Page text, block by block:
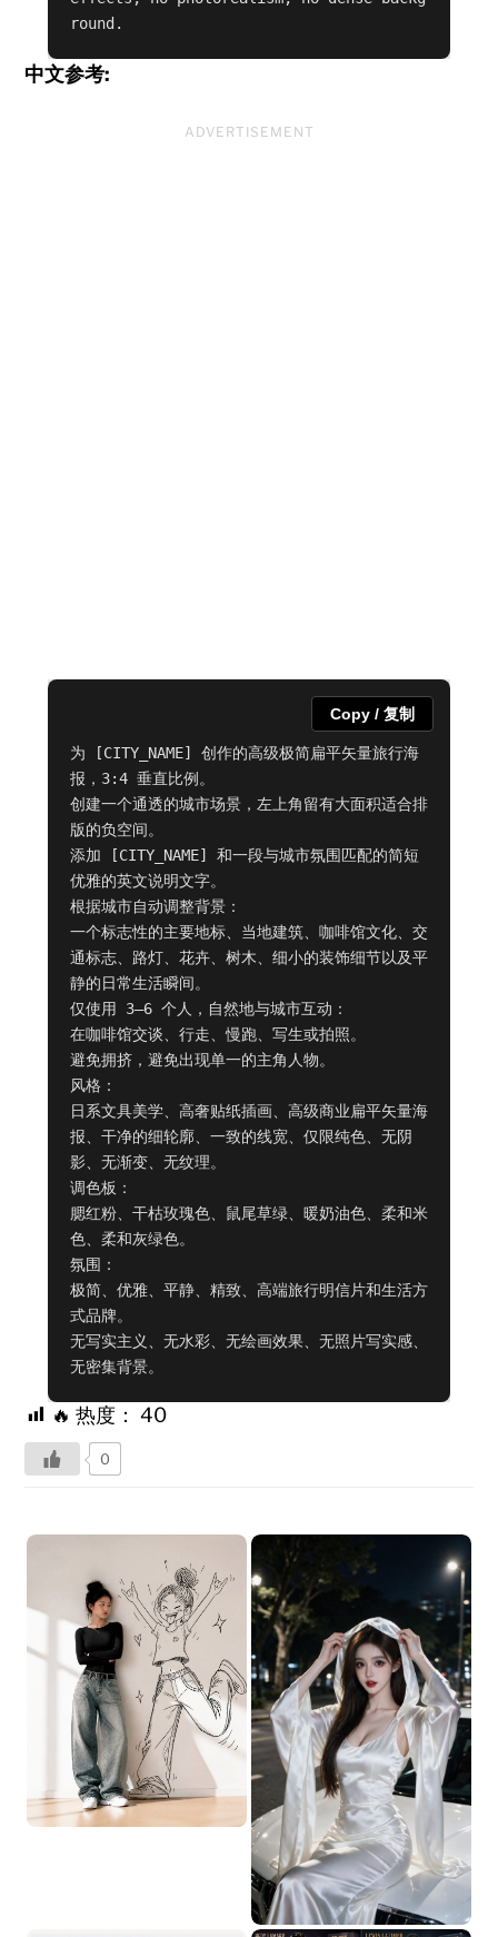
round.
中文参考:
ADVERTISEMENT
为 [CITY_NAME] 创作的高级极简扁平矢量旅行海
报，3:4 垂直比例。
创建一个通透的城市场景，左上角留有大面积适合排
版的负空间。
添加 [CITY_NAME] 和一段与城市氛围匹配的简短
优雅的英文说明文字。
根据城市自动调整背景：
一个标志性的主要地标、当地建筑、咖啡馆文化、交
通标志、路灯、花卉、树木、细小的装饰细节以及平
静的日常生活瞬间。
仅使用 3–6 个人，自然地与城市互动：
在咖啡馆交谈、行走、慢跑、写生或拍照。
避免拥挤，避免出现单一的主角人物。
风格：
日系文具美学、高奢贴纸插画、高级商业扁平矢量海
报、干净的细轮廓、一致的线宽、仅限纯色、无阴
影、无渐变、无纹理。
调色板：
腮红粉、干枯玫瑰色、鼠尾草绿、暖奶油色、柔和米
色、柔和灰绿色。
氛围：
极简、优雅、平静、精致、高端旅行明信片和生活方
式品牌。
无写实主义、无水彩、无绘画效果、无照片写实感、
无密集背景。
Copy / 复制
🔥 热度： 40
0